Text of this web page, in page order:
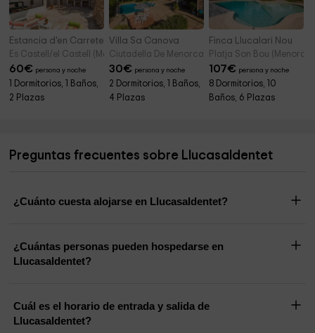
Estancia d'en Carretero
Es Castell/el Castell (Menorca)
60€ persona y noche
1 Dormitorios, 1 Baños,
2 Plazas
Villa Sa Canova
Ciutadella De Menorca (Menorca)
30€ persona y noche
2 Dormitorios, 1 Baños,
4 Plazas
Finca Llucalari Nou
Platja Son Bou (Menorca)
107€ persona y noche
8 Dormitorios, 10
Baños, 6 Plazas
Preguntas frecuentes sobre Llucasaldentet
¿Cuánto cuesta alojarse en Llucasaldentet?
¿Cuántas personas pueden hospedarse en
Llucasaldentet?
Cuál es el horario de entrada y salida de
Llucasaldentet?